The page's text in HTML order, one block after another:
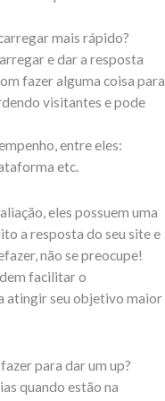
mais rápido?
e dar a resposta
fazer alguma coisa para
visitantes e pode
entre eles:
etc.
eles possuem uma
a resposta do seu site e
não se preocupe!
facilitar o
atingir seu objetivo maior
para dar um up?
quando estão na